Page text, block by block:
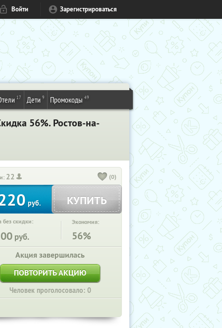
Войти Зарегистрироваться
17 Дети 9 Промокоды 49
56%. Ростов-на-
22 (0)
руб. КУПИТЬ
без скидки:
руб.
Экономия:
56%
Акция завершилась
ПОВТОРИТЬ АКЦИЮ
Человек проголосовало: 0